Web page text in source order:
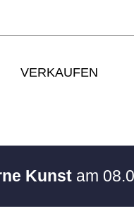
VERKAUFEN
Kunst am